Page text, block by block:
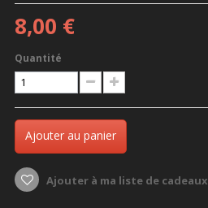
8,00 €
Quantité
Ajouter au panier
Ajouter à ma liste de cadeaux